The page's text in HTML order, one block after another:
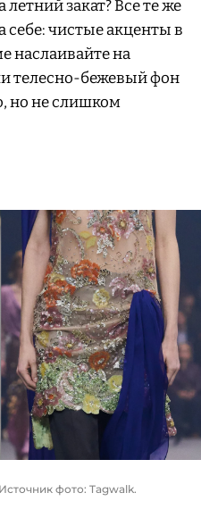
закат? Все те же
себе: чистые акценты в
наслаивайте на
телесно-бежевый фон
но не слишком
фото: Tagwalk.